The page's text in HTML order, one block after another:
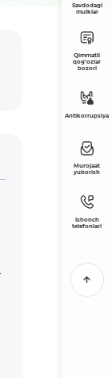
Savdodagi
mulklar
Qimmatli
qog'ozlar
bozori
Antikorrupsiya
Murojaat
yuborish
Ishonch
telefonlari